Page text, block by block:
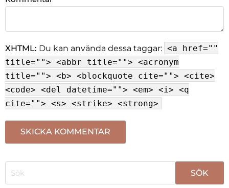
XHTML: Du kan använda dessa taggar: <a href=""
title=""> <abbr title=""> <acronym
title=""> <b> <blockquote cite=""> <cite>
<code> <del datetime=""> <em> <i> <q
cite=""> <s> <strike> <strong>